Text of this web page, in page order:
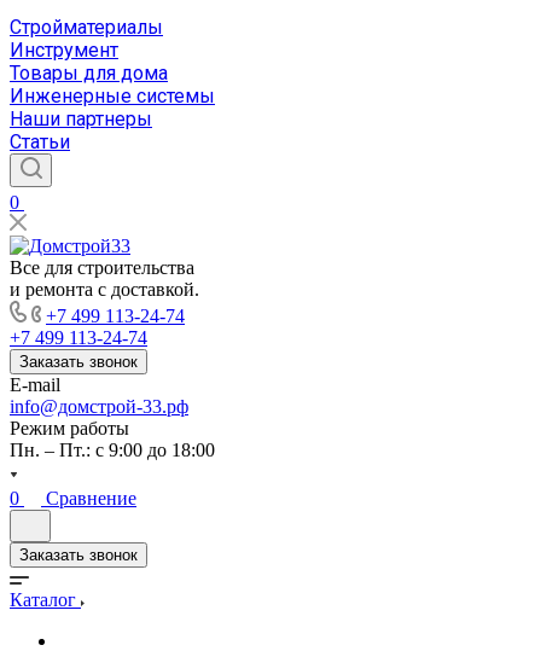
Стройматериалы
Инструмент
Товары для дома
Инженерные системы
Наши партнеры
Статьи
0
Все для строительства
и ремонта с доставкой.
+7 499 113-24-74
+7 499 113-24-74
Заказать звонок
E-mail
info@домстрой-33.рф
Режим работы
Пн. – Пт.: с 9:00 до 18:00
0 Сравнение
Заказать звонок
Каталог